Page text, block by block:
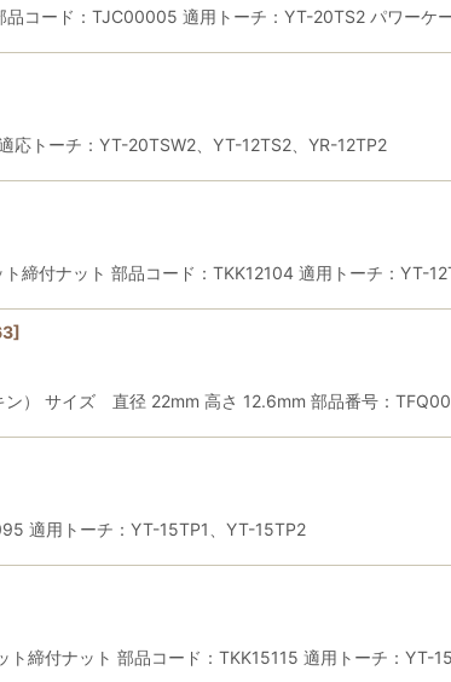
コード：TJC00005 適用トーチ：YT-20TS2 パワーケ
応トーチ：YT-20TSW2、YT-12TS2、YR-12TP2
付ナット 部品コード：TKK12104 適用トーチ：YT-
]
ン） サイズ 直径 22mm 高さ 12.6mm 部品番号：
適用トーチ：YT-15TP1、YT-15TP2
締付ナット 部品コード：TKK15115 適用トーチ：YT-